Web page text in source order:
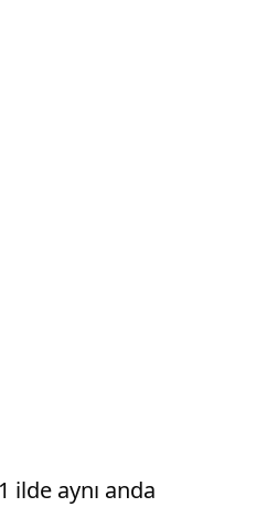
ilde aynı anda